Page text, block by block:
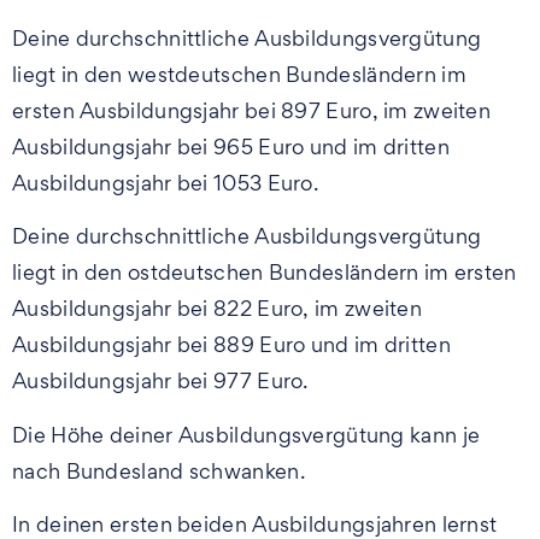
Deine durchschnittliche Ausbildungsvergütung
liegt in den westdeutschen Bundesländern im
ersten Ausbildungsjahr bei 897 Euro, im zweiten
Ausbildungsjahr bei 965 Euro und im dritten
Ausbildungsjahr bei 1053 Euro.
Deine durchschnittliche Ausbildungsvergütung
liegt in den ostdeutschen Bundesländern im ersten
Ausbildungsjahr bei 822 Euro, im zweiten
Ausbildungsjahr bei 889 Euro und im dritten
Ausbildungsjahr bei 977 Euro.
Die Höhe deiner Ausbildungsvergütung kann je
nach Bundesland schwanken.
In deinen ersten beiden Ausbildungsjahren lernst